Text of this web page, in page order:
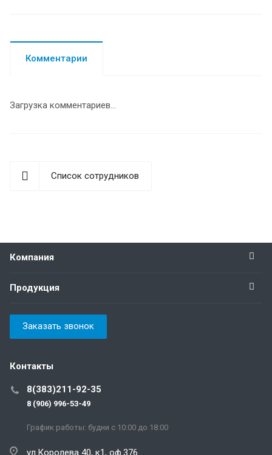
Комментарии
Загрузка комментариев...
Список сотрудников
Компания
Продукция
Заказать звонок
Контакты
8(383)211-92-35
8 (906) 996-53-49
График работы: будни с 10:00 до 18:00
ул.Королева 40, к1, оф.376